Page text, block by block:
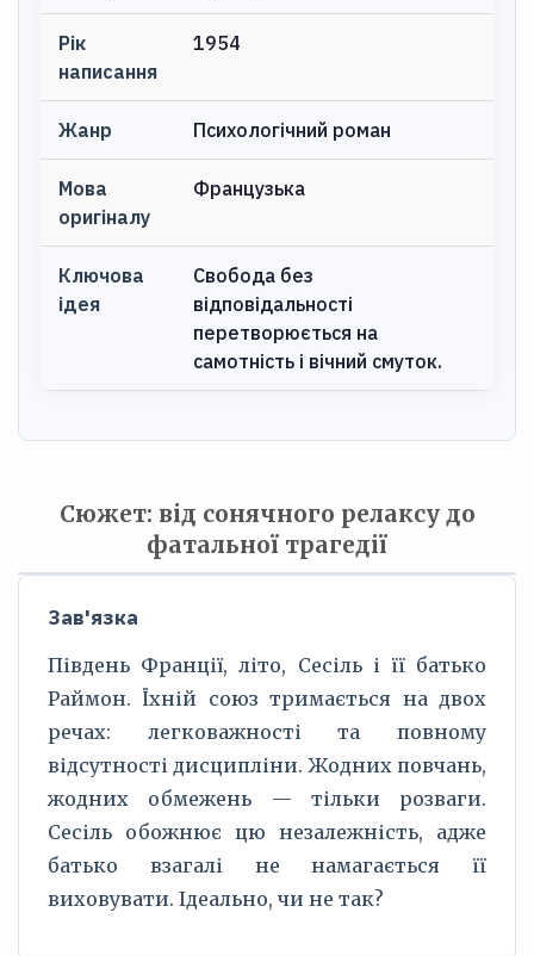
Рік
написання
1954
Жанр Психологічний роман
Мова
оригіналу
Французька
Ключова
ідея
Свобода без
відповідальності
перетворюється на
самотність і вічний смуток.
Сюжет: від сонячного релаксу до
фатальної трагедії
Зав'язка
Південь Франції, літо, Сесіль і її батько
Раймон. Їхній союз тримається на двох
речах: легковажності та повному
відсутності дисципліни. Жодних повчань,
жодних обмежень — тільки розваги.
Сесіль обожнює цю незалежність, адже
батько взагалі не намагається її
виховувати. Ідеально, чи не так?